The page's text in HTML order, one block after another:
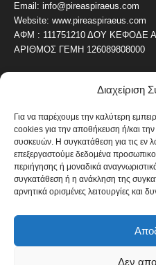
Διαχείριση
Για να παρέχουμε την καλύτερη
cookies για την αποθήκευση ή/και
συσκευών. Η συγκατάθεση για τις εν
επεξεργαστούμε δεδομένα
περιήγησης ή μοναδικά
συγκατάθεση ή η ανάκληση της
αρνητικά ορισμένες λειτουργίες και
Δεν
Email: info@pireaspiraeus.com
Website: www.pireaspiraeus.com
ΑΦΜ : 111751210 ΔΟΥ ΚΕΦΟΔΕ
ΑΡΙΘΜΟΣ ΓΕΜΗ 126089808000
ΔΗΜΟΦΙΛΗ ΚΑΤΗΓΟΡΙΑ
ΝΕΑ ΤΟΥ ΠΕΙΡΑΙΑ
ΟΛΥΜΠΙΑΚΟΣ
ΑΛΛΑ ΚΟΙΝΩΝΙΚΑ
ΕΙΔΗΣΕΙΣ ΝΑΥΤΙΛΙΑ
ΟΙΚΟΝΟΜΙΚΑ
ΚΑΛΛΙΤΕΧΝΙΚΑ